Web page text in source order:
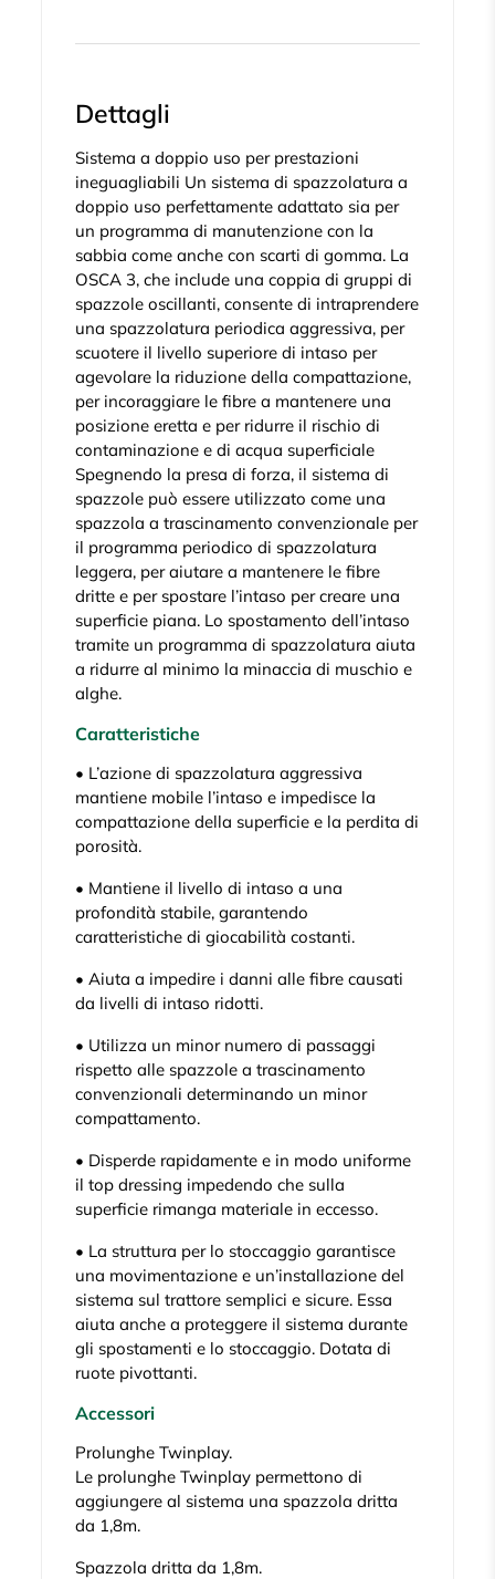
Dettagli
Sistema a doppio uso per prestazioni
ineguagliabili Un sistema di spazzolatura a
doppio uso perfettamente adattato sia per
un programma di manutenzione con la
sabbia come anche con scarti di gomma. La
OSCA 3, che include una coppia di gruppi di
spazzole oscillanti, consente di intraprendere
una spazzolatura periodica aggressiva, per
scuotere il livello superiore di intaso per
agevolare la riduzione della compattazione,
per incoraggiare le fibre a mantenere una
posizione eretta e per ridurre il rischio di
contaminazione e di acqua superficiale
Spegnendo la presa di forza, il sistema di
spazzole può essere utilizzato come una
spazzola a trascinamento convenzionale per
il programma periodico di spazzolatura
leggera, per aiutare a mantenere le fibre
dritte e per spostare l’intaso per creare una
superficie piana. Lo spostamento dell’intaso
tramite un programma di spazzolatura aiuta
a ridurre al minimo la minaccia di muschio e
alghe.
Caratteristiche
• L’azione di spazzolatura aggressiva
mantiene mobile l’intaso e impedisce la
compattazione della superficie e la perdita di
porosità.
• Mantiene il livello di intaso a una
profondità stabile, garantendo
caratteristiche di giocabilità costanti.
• Aiuta a impedire i danni alle fibre causati
da livelli di intaso ridotti.
• Utilizza un minor numero di passaggi
rispetto alle spazzole a trascinamento
convenzionali determinando un minor
compattamento.
• Disperde rapidamente e in modo uniforme
il top dressing impedendo che sulla
superficie rimanga materiale in eccesso.
• La struttura per lo stoccaggio garantisce
una movimentazione e un’installazione del
sistema sul trattore semplici e sicure. Essa
aiuta anche a proteggere il sistema durante
gli spostamenti e lo stoccaggio. Dotata di
ruote pivottanti.
Accessori
Prolunghe Twinplay.
Le prolunghe Twinplay permettono di
aggiungere al sistema una spazzola dritta
da 1,8m.
Spazzola dritta da 1,8m.